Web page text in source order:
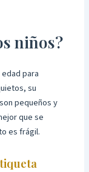
niños?
para
su
pequeños y
que se
es frágil.